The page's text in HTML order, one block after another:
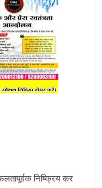
निष्क्रिय कर